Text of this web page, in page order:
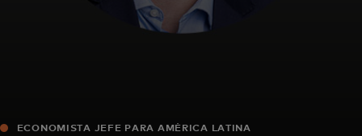
ECONOMISTA JEFE PARA AMÉRICA LATINA